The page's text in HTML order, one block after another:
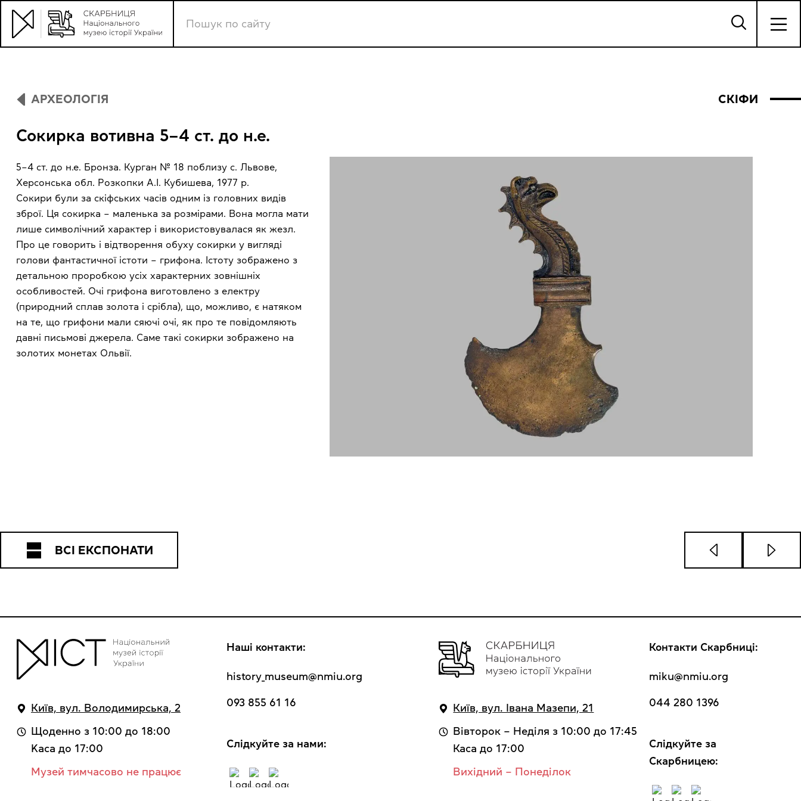
АРХЕОЛОГІЯ СКІФИ
Сокирка вотивна 5–4 ст. до н.е.
5–4 ст. до н.е. Бронза. Курган № 18 поблизу с. Львове,
Херсонська обл. Розкопки А.І. Кубишева, 1977 р.
Сокири були за скіфських часів одним із головних видів
зброї. Ця сокирка – маленька за розмірами. Вона могла мати
лише символічний характер і використовувалася як жезл.
Про це говорить і відтворення обуху сокирки у вигляді
голови фантастичної істоти – грифона. Істоту зображено з
детальною проробкою усіх характерних зовнішніх
особливостей. Очі грифона виготовлено з електру
(природний сплав золота і срібла), що, можливо, є натяком
на те, що грифони мали сяючі очі, як про те повідомляють
давні письмові джерела. Саме такі сокирки зображено на
золотих монетах Ольвії.
ВСІ ЕКСПОНАТИ
Київ, вул. Володимирська, 2
Щоденно з 10:00 до 18:00
Kaca до 17:00
Музей тимчасово не працює
Наші контакти:
history_museum@nmiu.org
093 855 61 16
Cлідкуйте за нами:
Київ, вул. Івана Мазепи, 21
Вівторок – Неділя з 10:00 до 17:45
Каса до 17:00
Вихідний – Понеділок
Контакти Скарбниці:
miku@nmiu.org
044 280 1396
Cлідкуйте за
Скарбницею: